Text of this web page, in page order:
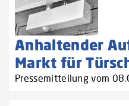
Anhaltender
Markt für
Pressemitteilung vom